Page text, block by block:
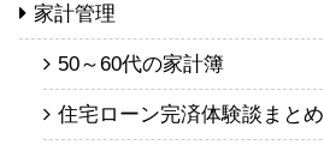
家計管理
50～60代の家計簿
住宅ローン完済体験談まとめ